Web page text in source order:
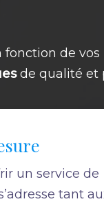
de
de qualité et
un service de
tant